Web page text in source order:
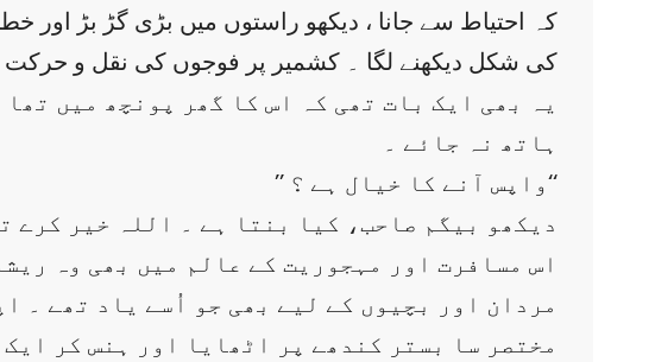
کہ احتیاط سے جانا ، دیکھو راستوں میں بڑی گڑ بڑ اور
یہ بھی ایک بات تھی کہ اس کا گھر پونچھ میں
ہاتھ نہ جائے ۔
’’ واپس آنے کا خیال ہے ؟‘‘
’’ دیکھو بیگم صاحب، کیا بنتا ہے ۔ اللہ خیر کرے
اس مسافرت اور مہجوریت کے عالم میں بھی وہ
مردان اور بچیوں کے لیے بھی جو اُسے یاد تھے ۔
مختصر سا بستر کندھے پر اٹھایا اور ہنس کر